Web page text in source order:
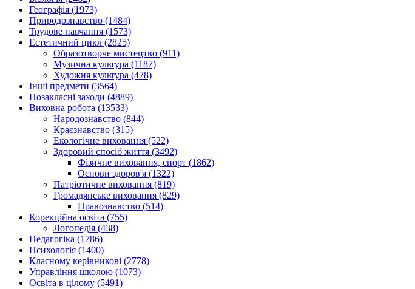
Географія (1973)
Природознавство (1484)
Трудове навчання (1573)
Естетичний цикл (2825)
Образотворче мистецтво (911)
Музична культура (1187)
Художня культура (478)
Інші предмети (3564)
Позакласні заходи (4889)
Виховна робота (13533)
Народознавство (844)
Краєзнавство (315)
Екологічне виховання (522)
Здоровий спосіб життя (3492)
Фізичне виховання, спорт (1862)
Основи здоров'я (1322)
Патріотичне виховання (819)
Громадянське виховання (829)
Правознавство (514)
Корекційна освіта (755)
Логопедія (438)
Педагогіка (1786)
Психологія (1400)
Класному керівникові (2778)
Управління школою (1073)
Освіта в цілому (5491)